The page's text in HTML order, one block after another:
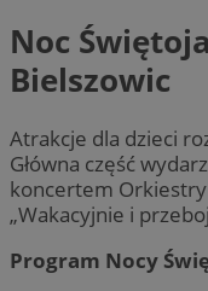
Noc
Bielszowic
Atrakcje dla dzieci
Główna część
koncertem
„Wakacyjnie i
Program Nocy